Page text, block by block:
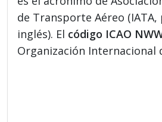
de Transporte Aéreo (IATA,
inglés). El código ICAO
Organización Internacional